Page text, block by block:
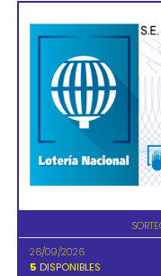
26/09/2026
5 DISPONIBLES